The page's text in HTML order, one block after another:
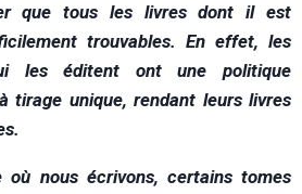
que tous les livres dont il est
trouvables. En effet, les
les éditent ont une politique
tirage unique, rendant leurs livres
où nous écrivons, certains tomes